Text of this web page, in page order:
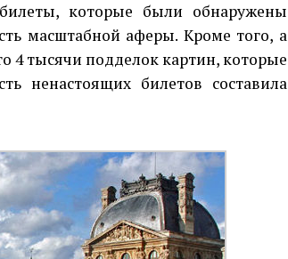
которые были обнаружены
масштабной аферы. Кроме того, а
4 тысячи подделок картин, которые
ненастоящих билетов составила